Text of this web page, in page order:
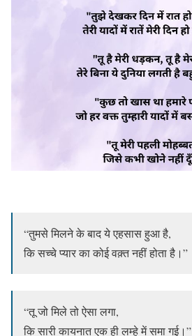
“तुमसे मिलने के बाद ये एहसास हुआ है,
कि सच्चे प्यार का कोई वक़्त नहीं होता है।”
“तू जो मिले तो ऐसा लगा,
कि सारी कायनात एक ही लम्हे में समा गई।”